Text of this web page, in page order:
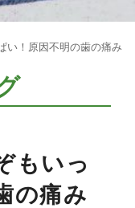
い！原因不明の歯の痛み
もいっ
の痛み